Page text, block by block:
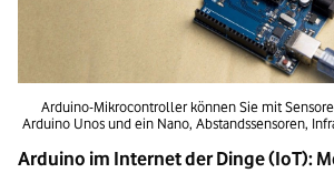
Arduino-Mikrocontroller können Sie mit
Arduino Unos und ein Nano, Abstandssensoren,
Arduino im Internet der Dinge (IoT):